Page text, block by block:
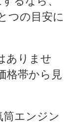
つの目安に
ありませ
格帯から見
エンジン